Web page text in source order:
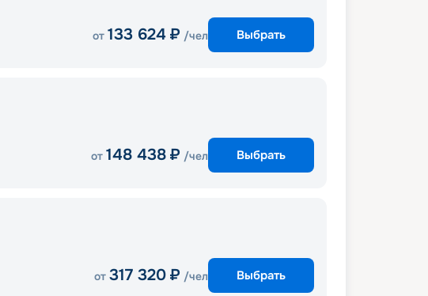
от 133 624 ₽ /чел Выбрать
от 148 438 ₽ /чел Выбрать
от 317 320 ₽ /чел Выбрать